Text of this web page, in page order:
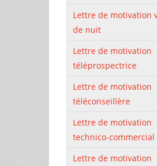
Lettre de motivation
de nuit
Lettre de motivation
téléprospectrice
Lettre de motivation
téléconseillère
Lettre de motivation
technico-commercial
Lettre de motivation